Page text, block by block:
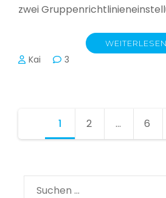
zwei
WEITERLESEN
Kai 3
1 Seite
2 … Seite
6
Suchen